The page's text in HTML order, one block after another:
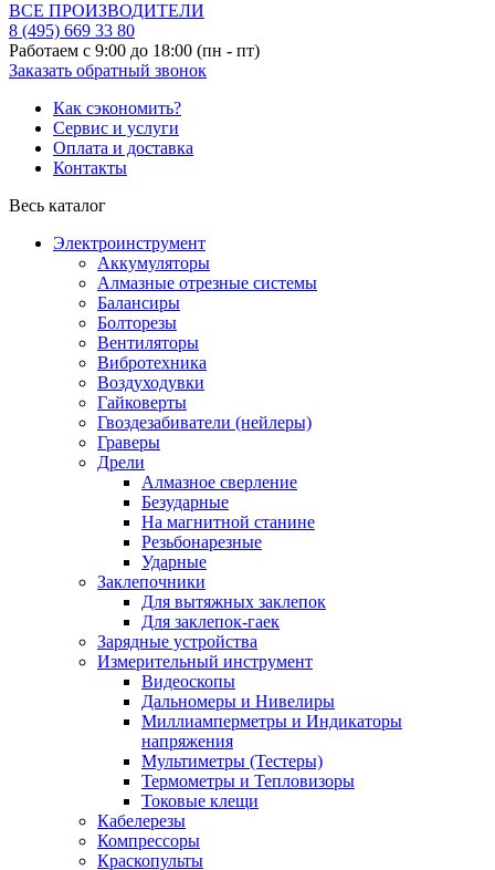
ВСЕ ПРОИЗВОДИТЕЛИ
8 (495) 669 33 80
Работаем с 9:00 до 18:00 (пн - пт)
Заказать обратный звонок
Как сэкономить?
Сервис и услуги
Оплата и доставка
Контакты
Весь каталог
Электроинструмент
Аккумуляторы
Алмазные отрезные системы
Балансиры
Болторезы
Вентиляторы
Вибротехника
Воздуходувки
Гайковерты
Гвоздезабиватели (нейлеры)
Граверы
Дрели
Алмазное сверление
Безударные
На магнитной станине
Резьбонарезные
Ударные
Заклепочники
Для вытяжных заклепок
Для заклепок-гаек
Зарядные устройства
Измерительный инструмент
Видеоскопы
Дальномеры и Нивелиры
Миллиамперметры и Индикаторы
напряжения
Мультиметры (Тестеры)
Термометры и Тепловизоры
Токовые клещи
Кабелерезы
Компрессоры
Краскопульты